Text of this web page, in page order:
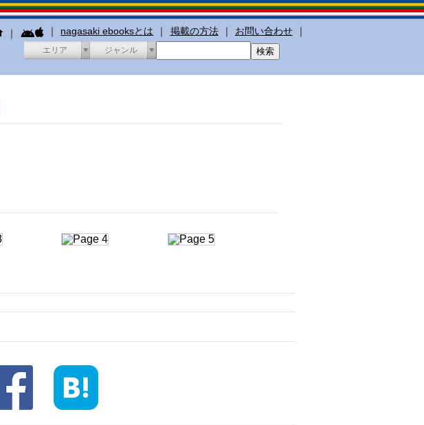
｜ ｜ nagasaki ebooksとは ｜ 掲載の方法 ｜ お問い合わせ ｜
エリア ジャンル